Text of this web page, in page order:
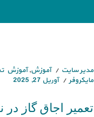
مدیر سایت آموزش,آموزش
مایکروفر
آوریل 27, 2025
تعمیر اجاق گاز در